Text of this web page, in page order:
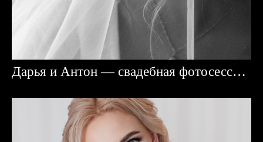
Дарья и Антон — свадебная фотосессия в Караганде